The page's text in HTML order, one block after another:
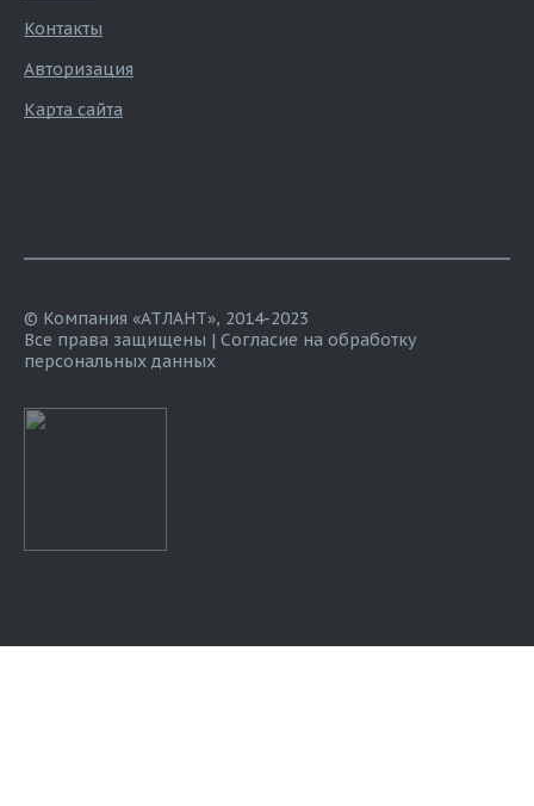
Контакты
Авторизация
Карта сайта
© Компания «АТЛАНТ», 2014-2023
Все права защищены | Согласие на обработку
персональных данных